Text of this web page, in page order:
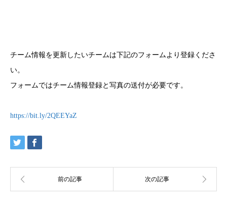
チーム情報を更新したいチームは下記のフォームより登録くださ
い。
フォームではチーム情報登録と写真の送付が必要です。
https://bit.ly/2QEEYaZ